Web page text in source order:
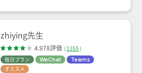
zhiying先生
4.978評価 ( 1355 )
毎日プラン
WeChat Teams
オススメ